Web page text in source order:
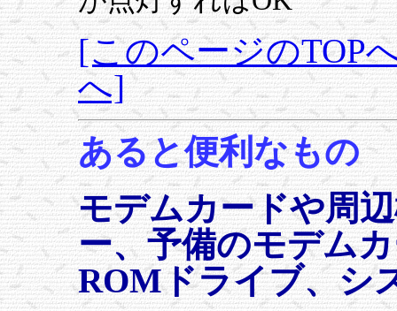
[このページのTOP
へ]
あると便利なもの
モデムカードや周
ー、予備のモデム
ROMドライブ、シ